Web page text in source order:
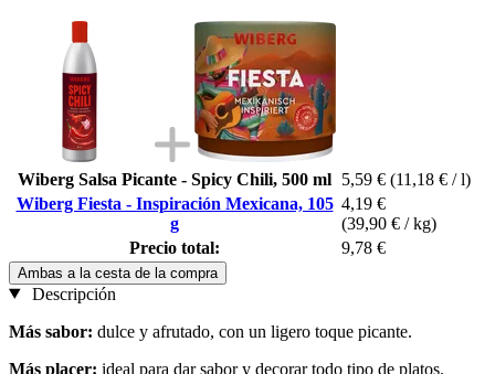
Wiberg Salsa Picante - Spicy Chili, 500 ml 5,59 € (11,18 € / l)
Wiberg Fiesta - Inspiración Mexicana, 105
g
4,19 €
(39,90 € / kg)
Precio total:
9,78 €
Ambas a la cesta de la compra
Descripción
Más sabor: dulce y afrutado, con un ligero toque picante.
Más placer: ideal para dar sabor y decorar todo tipo de platos.